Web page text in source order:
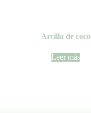
Arcilla de coco
Leer más